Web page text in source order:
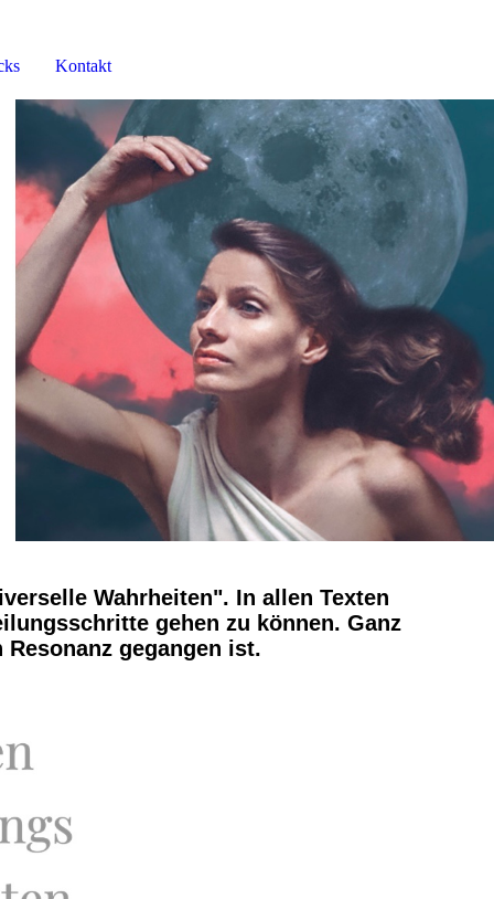
Kontakt
Wahrheiten". In allen Texten
gehen zu können. Ganz
gegangen ist.